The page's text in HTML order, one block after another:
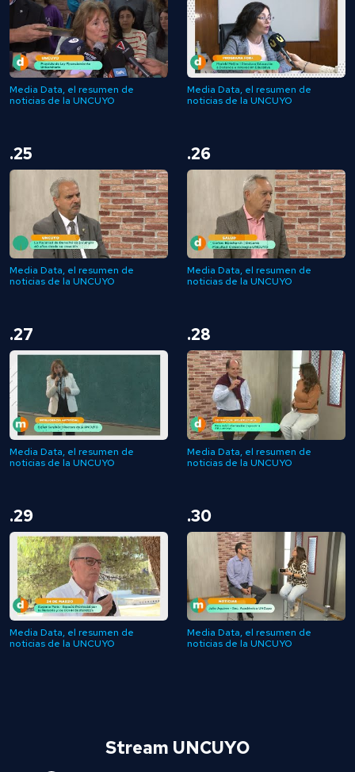
Media Data, el resumen de
noticias de la UNCUYO
Media Data, el resumen de
noticias de la UNCUYO
.25
Media Data, el resumen de
noticias de la UNCUYO
.26
Media Data, el resumen de
noticias de la UNCUYO
.27
Media Data, el resumen de
noticias de la UNCUYO
.28
Media Data, el resumen de
noticias de la UNCUYO
.29
Media Data, el resumen de
noticias de la UNCUYO
.30
Media Data, el resumen de
noticias de la UNCUYO
Stream UNCUYO